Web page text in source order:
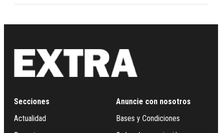
Secciones
Actualidad
Anuncie con nosotros
Bases y Condiciones